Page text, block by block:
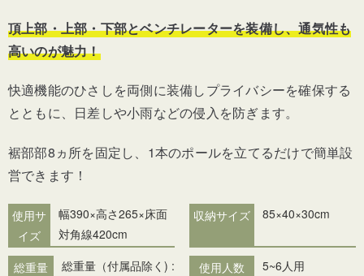
頂上部・上部・下部とベンチレーターを装備し、通気性も
高いのが魅力！
快適機能のひさしを両側に装備しプライバシーを確保する
とともに、日差しや小雨などの侵入を防ぎます。
裾部部8ヵ所を固定し、1本のポールを立てるだけで簡単設
営できます！
使用サ
イズ
幅390×高さ265×床面
対角線420cm
収納サイズ 85×40×30cm
総重量
総重量（付属品除く) :
使用人数 5~6人用